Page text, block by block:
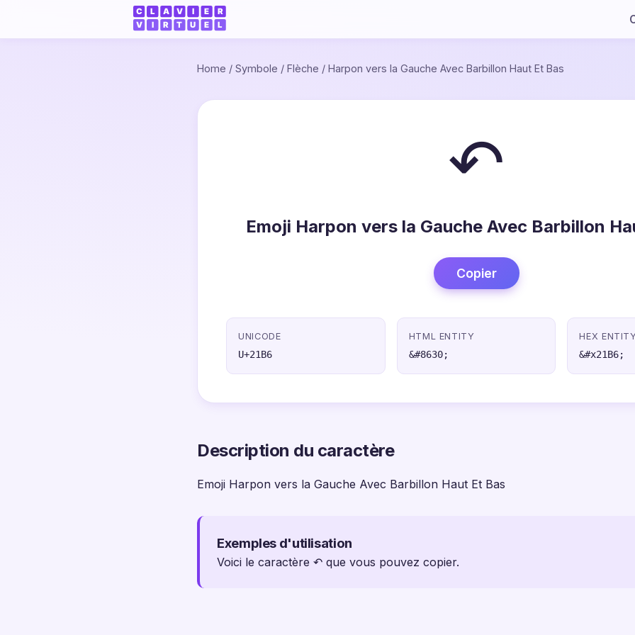
Home / Symbole / Flèche / Harpon vers la Gauche Avec Barbillon Haut Et Bas
↶
Emoji Harpon vers la Gauche Avec Barbillon
Copier
UNICODE
U+21B6
HTML ENTITY
&#8630;
HEX
&#x21B6;
Description du caractère
Emoji Harpon vers la Gauche Avec Barbillon Haut Et Bas
Exemples d'utilisation
Voici le caractère ↶ que vous pouvez copier.